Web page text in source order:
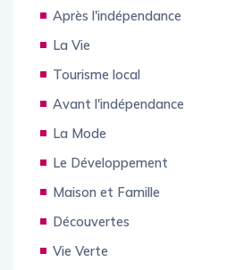
Après l'indépendance
La Vie
Tourisme local
Avant l'indépendance
La Mode
Le Développement
Maison et Famille
Découvertes
Vie Verte